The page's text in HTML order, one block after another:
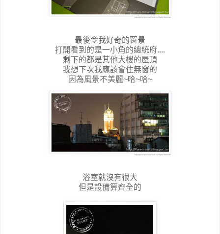
最後令我好奇的窗景
打開看到的是一小角的總統府....
剩下的都是其他大樓的屋頂
我想下次我應該會住無窗的
因為風景不美麗~哈~哈~
浴室就沒有很大
但是設備算齊全的